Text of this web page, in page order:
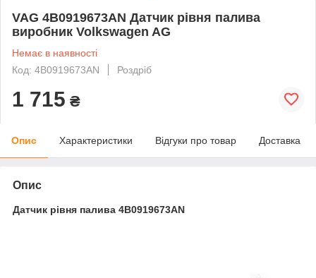
VAG 4B0919673AN Датчик рівня палива
виробник Volkswagen AG
Немає в наявності
Код: 4B0919673AN
Роздріб
1 715 ₴
Опис Характеристики Відгуки про товар Доставка
Опис
Датчик рівня палива 4B0919673AN